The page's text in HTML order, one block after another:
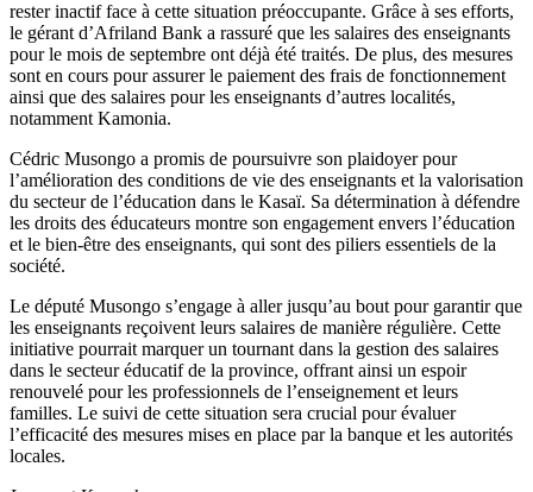
rester inactif face à cette situation préoccupante. Grâce à ses efforts,
le gérant d’Afriland Bank a rassuré que les salaires des enseignants
pour le mois de septembre ont déjà été traités. De plus, des mesures
sont en cours pour assurer le paiement des frais de fonctionnement
ainsi que des salaires pour les enseignants d’autres localités,
notamment Kamonia.
Cédric Musongo a promis de poursuivre son plaidoyer pour
l’amélioration des conditions de vie des enseignants et la valorisation
du secteur de l’éducation dans le Kasaï. Sa détermination à défendre
les droits des éducateurs montre son engagement envers l’éducation
et le bien-être des enseignants, qui sont des piliers essentiels de la
société.
Le député Musongo s’engage à aller jusqu’au bout pour garantir que
les enseignants reçoivent leurs salaires de manière régulière. Cette
initiative pourrait marquer un tournant dans la gestion des salaires
dans le secteur éducatif de la province, offrant ainsi un espoir
renouvelé pour les professionnels de l’enseignement et leurs
familles. Le suivi de cette situation sera crucial pour évaluer
l’efficacité des mesures mises en place par la banque et les autorités
locales.